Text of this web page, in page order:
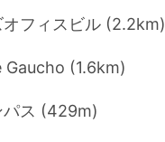
フィスビル (2.2km)
Gaucho (1.6km)
パス (429m)